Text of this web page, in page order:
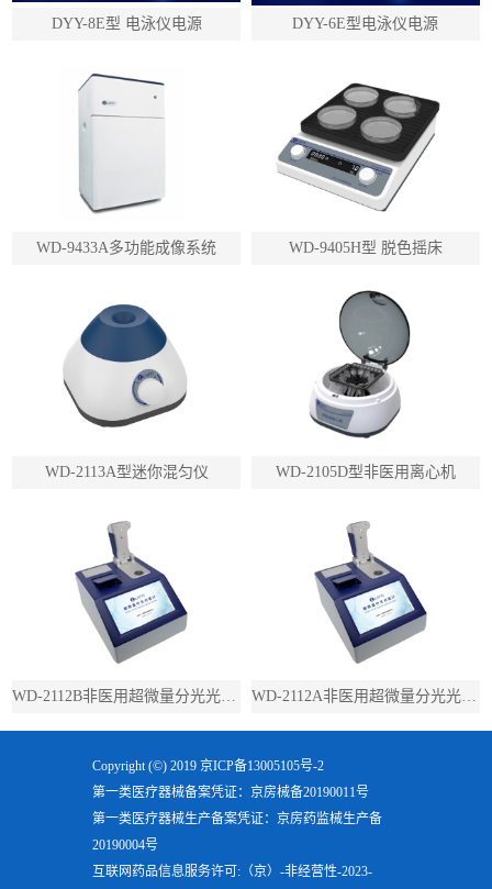
DYY-8E型 电泳仪电源 DYY-6E型电泳仪电源
WD-9433A多功能成像系统 WD-9405H型 脱色摇床
WD-2113A型迷你混匀仪 WD-2105D型非医用离心机
WD-2112B非医用超微量分光光度计（带荧光） WD-2112A非医用超微量分光光度计（不带荧光）
Copyright (©) 2019 京ICP备13005105号-2
第一类医疗器械备案凭证：京房械备20190011号
第一类医疗器械生产备案凭证：京房药监械生产备
20190004号
互联网药品信息服务许可:（京）-非经营性-2023-